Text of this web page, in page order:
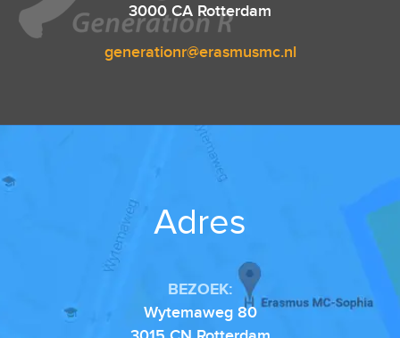
3000 CA Rotterdam
generationr@erasmusmc.nl
Adres
BEZOEK:
Wytemaweg 80